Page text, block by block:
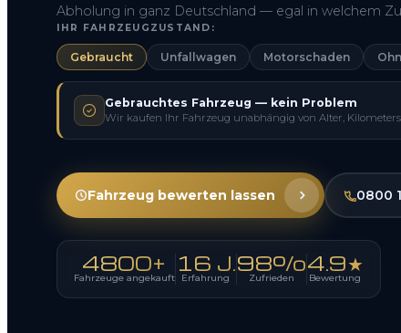
Abholung in ganz Deutschland — egal in welchem
IHR FAHRZEUGZUSTAND:
Gebraucht Unfallwagen Motorschaden
Gebrauchtes Fahrzeug — kein Problem
Wir kaufen Ihr Fahrzeug unabhängig von Alter,
Fahrzeug bewerten lassen 0800
4800+
Fahrzeuge angekauft
16 J.
Erfahrung
98%
Zufrieden
4.9★
Bewertung